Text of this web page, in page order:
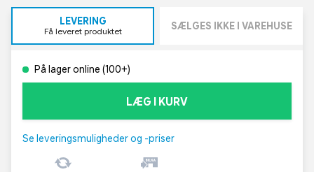
LEVERING
Få leveret produktet SÆLGES IKKE I VAREHUSE
På lager online (100+)
LÆG I KURV
Se leveringsmuligheder og -priser